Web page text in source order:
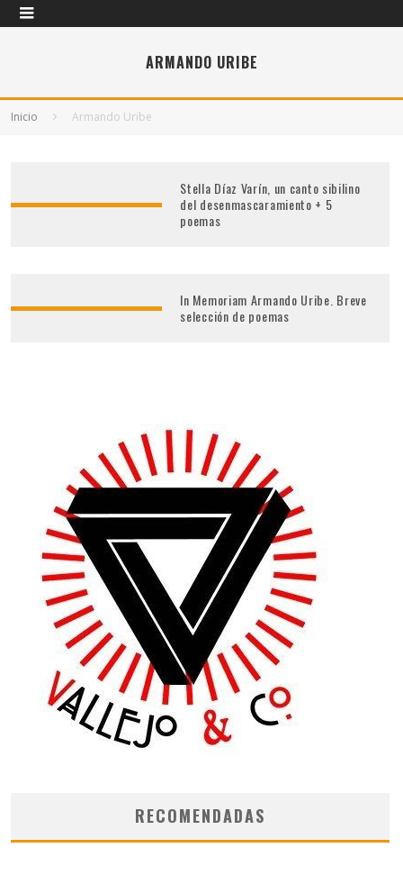
ARMANDO URIBE
Inicio Armando Uribe
Stella Díaz Varín, un canto sibilino
del desenmascaramiento + 5
poemas
In Memoriam Armando Uribe. Breve
selección de poemas
RECOMENDADAS